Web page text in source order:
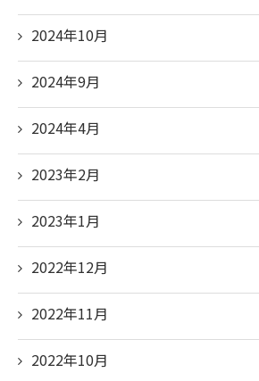
2024年10月
2024年9月
2024年4月
2023年2月
2023年1月
2022年12月
2022年11月
2022年10月